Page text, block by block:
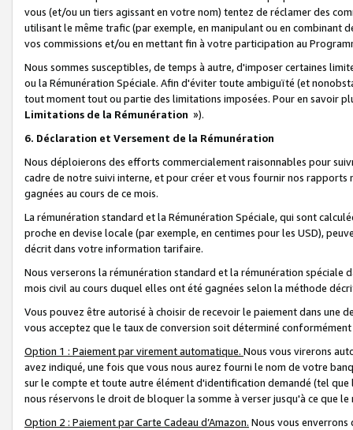
vous (et/ou un tiers agissant en votre nom) tentez de réclamer des
utilisant le même trafic (par exemple, en manipulant ou en combinant
vos commissions et/ou en mettant fin à votre participation au
Nous sommes susceptibles, de temps à autre, d'imposer certaines
ou la Rémunération Spéciale. Afin d'éviter toute ambiguïté (et
tout moment tout ou partie des limitations imposées. Pour en savoir
Limitations de la Rémunération »).
6. Déclaration et Versement de la Rémunération
Nous déploierons des efforts commercialement raisonnables pour
cadre de notre suivi interne, et pour créer et vous fournir nos
gagnées au cours de ce mois.
La rémunération standard et la Rémunération Spéciale, qui sont
proche en devise locale (par exemple, en centimes pour les USD),
décrit dans votre information tarifaire.
Nous verserons la rémunération standard et la rémunération spéciale
mois civil au cours duquel elles ont été gagnées selon la méthode
Vous pouvez être autorisé à choisir de recevoir le paiement dans une
vous acceptez que le taux de conversion soit déterminé
Option 1 : Paiement par virement automatique. Nous vous virerons
avez indiqué, une fois que vous nous aurez fourni le nom de votre
sur le compte et toute autre élément d'identification demandé (tel que
nous réservons le droit de bloquer la somme à verser jusqu'à ce que
Option 2 : Paiement par Carte Cadeau d’Amazon. Nous vous